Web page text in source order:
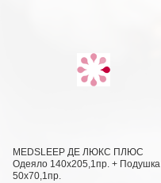
MEDSLEEP ДЕ ЛЮКС ПЛЮС
Одеяло 140х205,1пр. + Подушка
50х70,1пр.